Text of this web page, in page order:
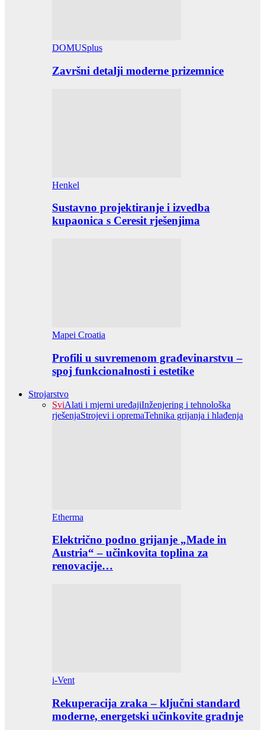
DOMUSplus
Završni detalji moderne prizemnice
Henkel
Sustavno projektiranje i izvedba
kupaonica s Ceresit rješenjima
Mapei Croatia
Profili u suvremenom građevinarstvu –
spoj funkcionalnosti i estetike
Strojarstvo
SviAlati i mjerni uređajiInženjering i tehnološka
rješenjaStrojevi i opremaTehnika grijanja i hlađenja
Etherma
Električno podno grijanje „Made in
Austria“ – učinkovita toplina za
renovacije…
i-Vent
Rekuperacija zraka – ključni standard
moderne, energetski učinkovite gradnje